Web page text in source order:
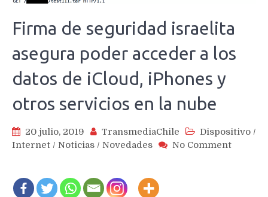
Firma de seguridad israelita
asegura poder acceder a los
datos de iCloud, iPhones y
otros servicios en la nube
20 julio, 2019 TransmediaChile Dispositivo /
Internet / Noticias / Novedades No Commenton